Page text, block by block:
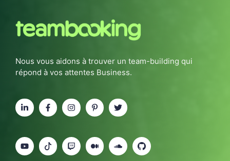
Nous vous aidons à trouver un team-building qui
répond à vos attentes Business.